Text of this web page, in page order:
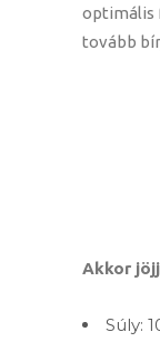
optimális
tovább
Akkor
Súly: